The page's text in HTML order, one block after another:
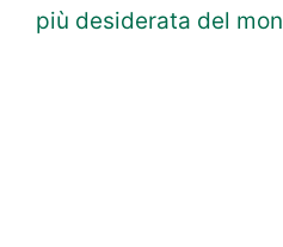
più desiderata del